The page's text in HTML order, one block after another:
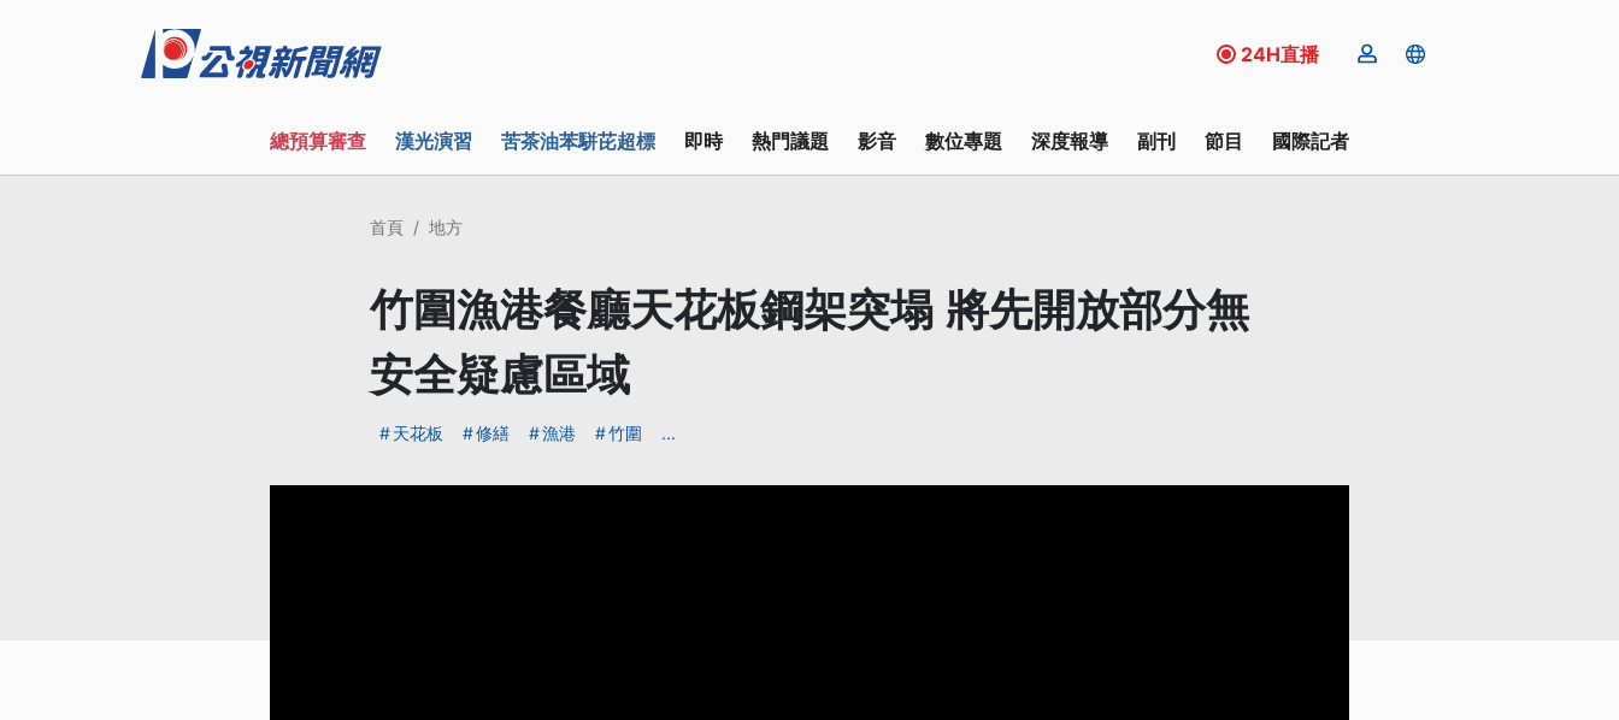
24H直播
總預算審查 漢光演習 苦茶油苯駢芘超標 即時 熱門議題 影音 數位專題 深度報導 副刊 節目 國際記者
首頁 地方
竹圍漁港餐廳天花板鋼架突塌 將先開放部分無
安全疑慮區域
天花板 修繕 漁港 竹圍 ...